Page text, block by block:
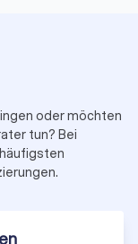
Faktoren ab.
diese Aufgaben
eher
Außerdem
oder möchten
tun? Bei